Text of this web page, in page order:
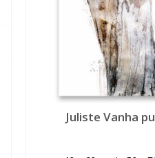
Juliste Vanha